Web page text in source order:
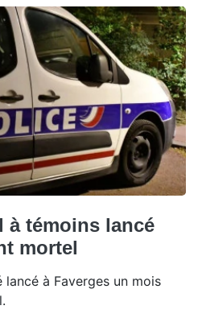
à témoins lancé
mortel
à Faverges un mois